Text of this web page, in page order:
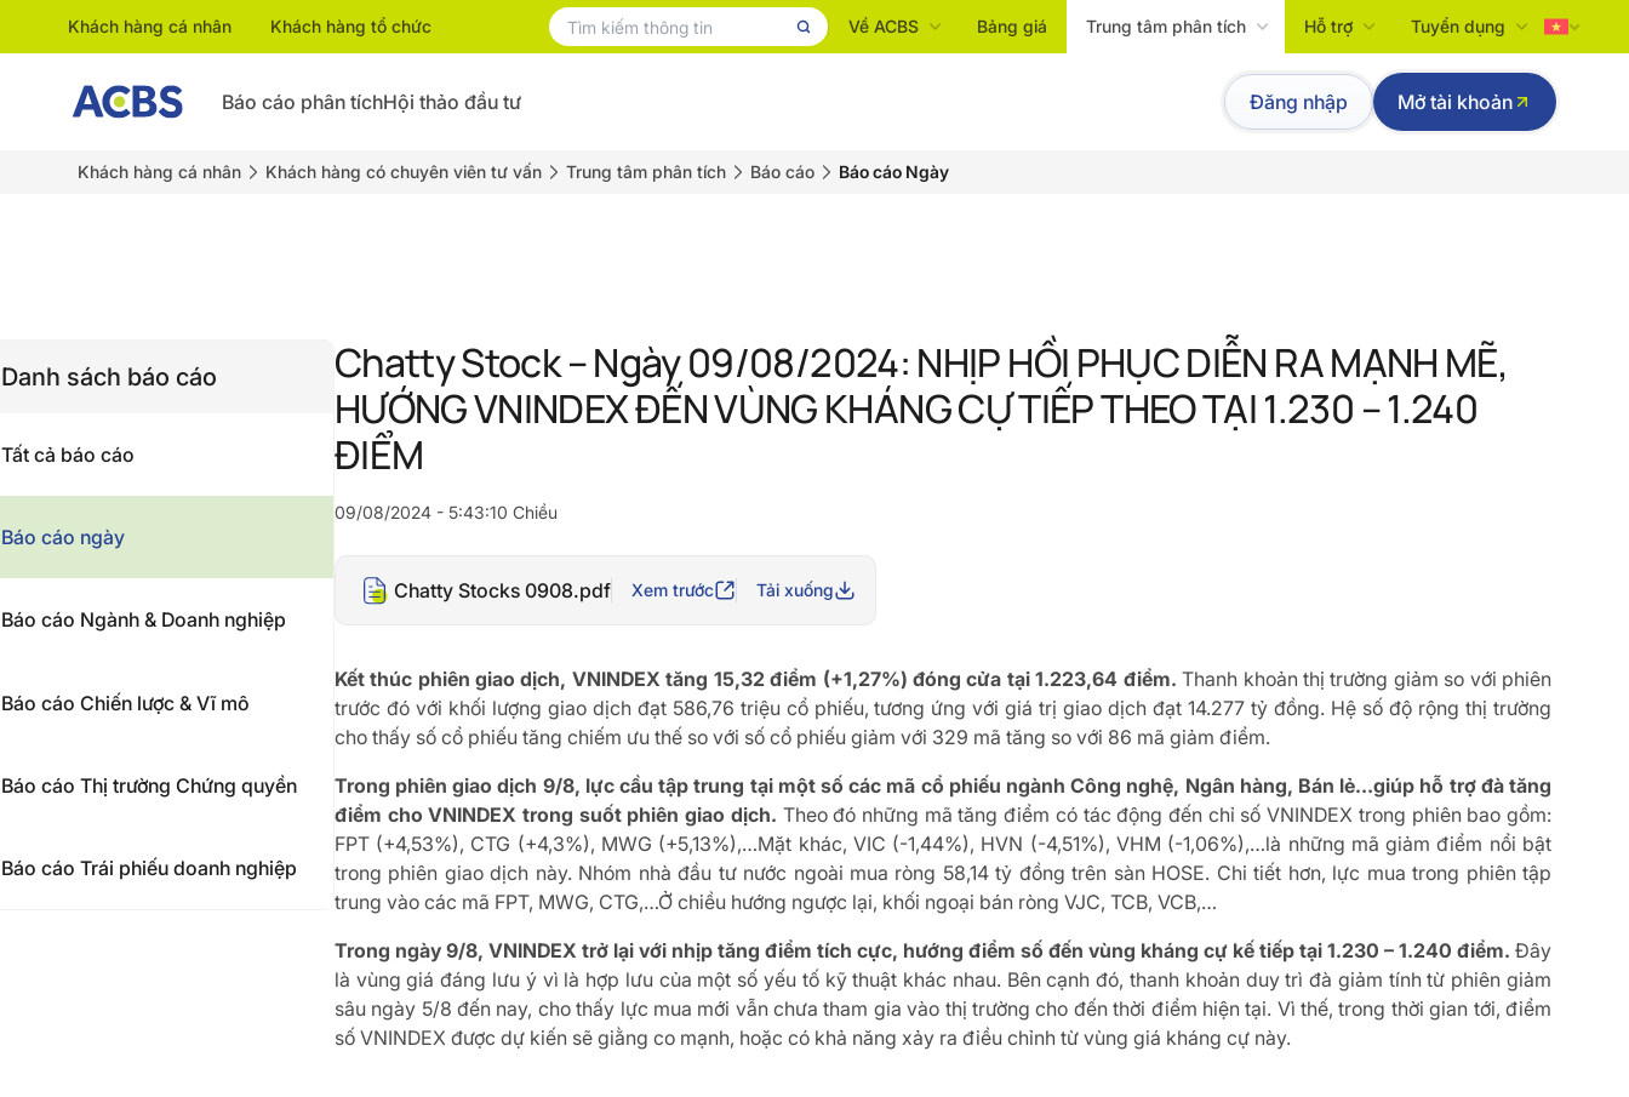
Khách hàng cá nhân Khách hàng tổ chức Về ACBS Bảng giá Trung tâm phân tích Hỗ trợ Tuyển dụng
Tiếng Việt
English
Báo cáo phân tíchHội thảo đầu tư Đăng nhập Mở tài khoản
Khách hàng cá nhân Khách hàng có chuyên viên tư vấn Trung tâm phân tích Báo cáo Báo cáo Ngày
Danh sách báo cáo
Tất cả báo cáo
Báo cáo ngày
Báo cáo Ngành & Doanh nghiệp
Báo cáo Chiến lược & Vĩ mô
Báo cáo Thị trường Chứng quyền
Báo cáo Trái phiếu doanh nghiệp
Chatty Stock – Ngày 09/08/2024: NHỊP HỒI PHỤC DIỄN RA MẠNH MẼ,
HƯỚNG VNINDEX ĐẾN VÙNG KHÁNG CỰ TIẾP THEO TẠI 1.230 – 1.240
ĐIỂM
09/08/2024 - 5:43:10 Chiều
Chatty Stocks 0908.pdf Xem trước Tải xuống
Kết thúc phiên giao dịch, VNINDEX tăng 15,32 điểm (+1,27%) đóng cửa tại 1.223,64 điểm.Thanh khoản thị trường giảm so với phiên
trước đó với khối lượng giao dịch đạt 586,76 triệu cổ phiếu, tương ứng với giá trị giao dịch đạt 14.277 tỷ đồng. Hệ số độ rộng thị trường
cho thấy số cổ phiếu tăng chiếm ưu thế so với số cổ phiếu giảm với 329 mã tăng so với 86 mã giảm điểm.
Trong phiên giao dịch 9/8, lực cầu tập trung tại một số các mã cổ phiếu ngành Công nghệ, Ngân hàng, Bán lẻ…giúp hỗ trợ đà tăng
điểm cho VNINDEX trong suốt phiên giao dịch. Theo đó những mã tăng điểm có tác động đến chỉ số VNINDEX trong phiên bao gồm:
FPT (+4,53%), CTG (+4,3%), MWG (+5,13%),…Mặt khác, VIC (-1,44%), HVN (-4,51%), VHM (-1,06%),…là những mã giảm điểm nổi bật
trong phiên giao dịch này. Nhóm nhà đầu tư nước ngoài mua ròng 58,14 tỷ đồng trên sàn HOSE. Chi tiết hơn, lực mua trong phiên tập
trung vào các mã FPT, MWG, CTG,…Ở chiều hướng ngược lại, khối ngoại bán ròng VJC, TCB, VCB,…
Trong ngày 9/8, VNINDEX trở lại với nhịp tăng điểm tích cực, hướng điểm số đến vùng kháng cự kế tiếp tại 1.230 – 1.240 điểm. Đây
là vùng giá đáng lưu ý vì là hợp lưu của một số yếu tố kỹ thuật khác nhau. Bên cạnh đó, thanh khoản duy trì đà giảm tính từ phiên giảm
sâu ngày 5/8 đến nay, cho thấy lực mua mới vẫn chưa tham gia vào thị trường cho đến thời điểm hiện tại. Vì thế, trong thời gian tới, điểm
số VNINDEX được dự kiến sẽ giằng co mạnh, hoặc có khả năng xảy ra điều chỉnh từ vùng giá kháng cự này.